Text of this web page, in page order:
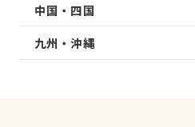
中国・四国
九州・沖縄